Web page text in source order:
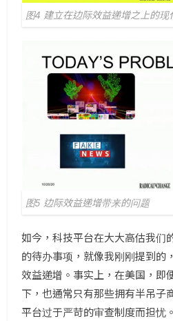
图4 建立在边际效益递增之上的现
图5 边际效益递增带来的问题
如今，科技平台在大大高估我们
的待办事项，就像我刚刚提到的
效益递增。事实上，在美国，即
下，也通常只有那些拥有半吊子
平台过于严苛的审查制度而担忧